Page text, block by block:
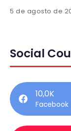
5 de agosto de
Social
10,0K
Facebook